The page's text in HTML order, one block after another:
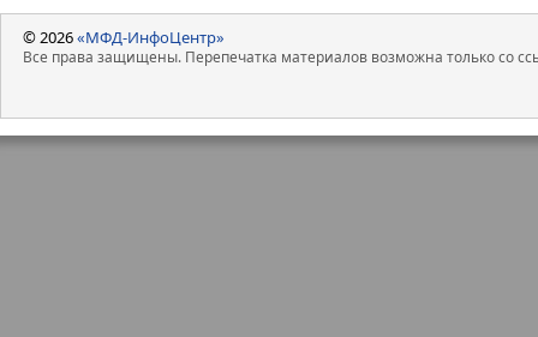
© 2026«МФД-ИнфоЦентр»
Все права защищены. Перепечатка материалов возможна только со